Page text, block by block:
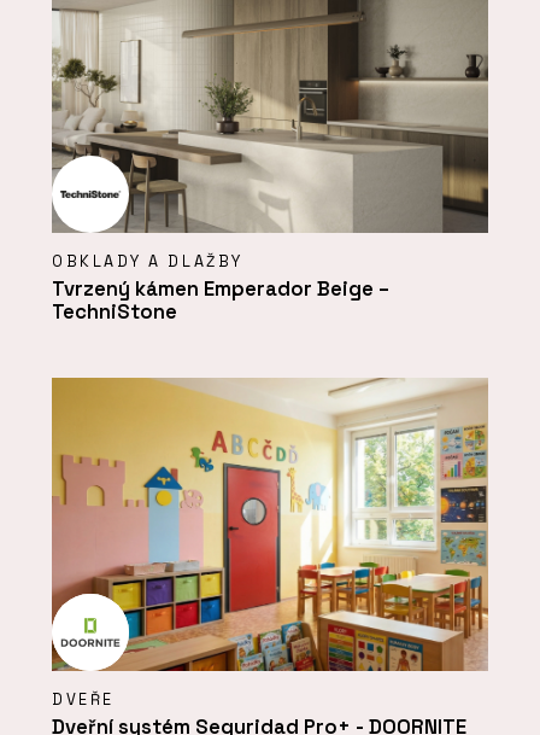
OBKLADY A DLAŽBY
Tvrzený kámen Emperador Beige –
TechniStone
DVEŘE
Dveřní systém Seguridad Pro+ - DOORNITE